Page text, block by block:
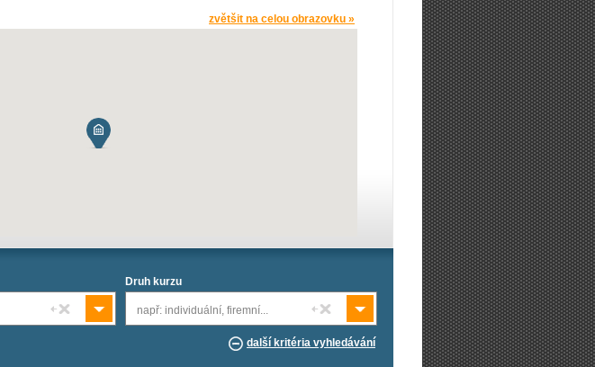
zvětšit na celou obrazovku »
Druh kurzu
např: individuální, firemní...
další kritéria vyhledávání